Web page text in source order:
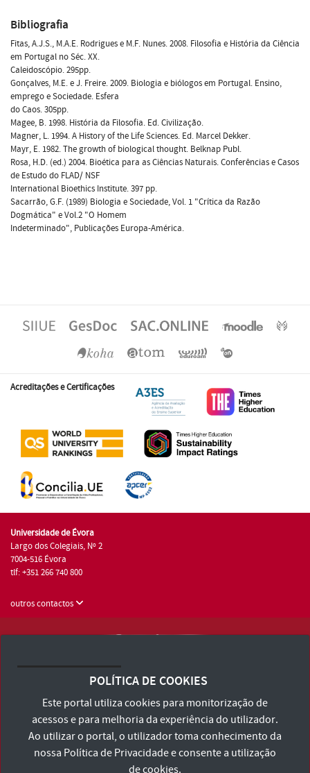
Bibliografia
Fitas, A.J.S., M.A.E. Rodrigues e M.F. Nunes. 2008. Filosofia e História da Ciência
em Portugal no Séc. XX.
Caleidoscópio. 295pp.
Gonçalves, M.E. e J. Freire. 2009. Biologia e biólogos em Portugal. Ensino,
emprego e Sociedade. Esfera
do Caos. 305pp.
Magee, B. 1998. História da Filosofia. Ed. Civilização.
Magner, L. 1994. A History of the Life Sciences. Ed. Marcel Dekker.
Mayr, E. 1982. The growth of biological thought. Belknap Publ.
Rosa, H.D. (ed.) 2004. Bioética para as Ciências Naturais. Conferências e Casos
de Estudo do FLAD/ NSF
International Bioethics Institute. 397 pp.
Sacarrão, G.F. (1989) Biologia e Sociedade, Vol. 1 "Crítica da Razão
Dogmática" e Vol.2 "O Homem
Indeterminado", Publicações Europa-América.
Acreditações e Certificações
Universidade de Évora
Largo dos Colegiais, Nº 2
7004-516 Évora
tlf: +351 266 740 800
outros contactos
Consulte os Termos e Condições e Política de Privacidade
Declaração de Acessibilidade
POLÍTICA DE COOKIES
Este portal utiliza cookies para monitorização de
acessos e para melhoria da experiência do utilizador.
Ao utilizar o portal, o utilizador toma conhecimento da
nossa Política de Privacidadee consente a utilização
de cookies.